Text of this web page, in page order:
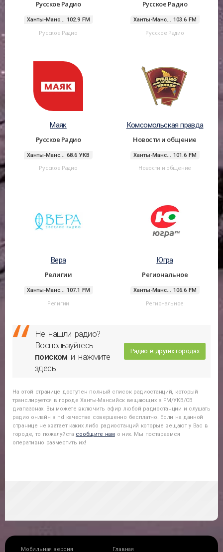
Русское Радио
Ханты-Манс... 102.9 FM
Русское Радио
Русское Радио
Ханты-Манс... 103.6 FM
Русское Радио
Маяк
Русское Радио
Ханты-Манс... 68.6 УКВ
Русское Радио
Комсомольская правда
Новости и общение
Ханты-Манс... 101.6 FM
Новости и общение
Вера
Религии
Ханты-Манс... 107.1 FM
Религии
Югра
Региональное
Ханты-Манс... 106.6 FM
Региональное
Не нашли радио?
Воспользуйтесь
поиском и нажмите
здесь
Радио в других городах
На этой странице доступен полный список радиостанций, который
транслируется в городеХанты-Мансийсквещающих в FM/УКВ/СВ
диапазонах. Вы можете включить эфир любой радиостанции и слушать
радио онлайн в hd качестве совершенно бесплатно. Если на данной
странице не хватает каких либо радиостанций которые вещают у Вас в
городе, то пожалуйста сообщите нам о них. Мы постараемся
оперативно разместить их!
Мобильная версия Главная